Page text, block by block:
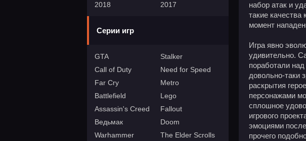
2018
2017
Серии игр
GTA
Stalker
Call of Duty
Need for Speed
Far Cry
Metro
Battlefield
Lego
Assassin's Creed
Fallout
Ведьмак
Doom
Warhammer
The Elder Scrolls
набор атак и
такие качества
момент
Игра явно
удивительно.
поработали
довольно-таки
раскрытия
персонажами
сплошное
игрового
эмоциями
прочего